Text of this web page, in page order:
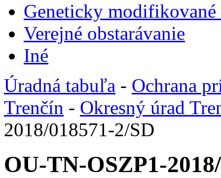
Geneticky
Verejné obstarávanie
Iné
Úradná tabuľa - Ochrana
Trenčín - Okresný úrad
2018/018571-2/SD
OU-TN-OSZP1-